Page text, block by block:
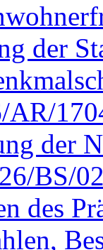
der
AR/
der
BS/
des